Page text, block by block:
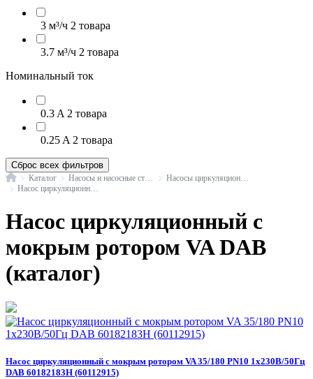
3 м³/ч 2 товара
3.7 м³/ч 2 товара
Номинальный ток
0.3 A 2 товара
0.25 A 2 товара
Сброс всех фильтров
ГлавнаяКаталог
Насос циркуляционный с мокрым ротором VA DAB
Насос циркуляционный с
мокрым ротором VA DAB
(каталог)
Насос циркуляционный с мокрым ротором VA 35/180 PN10 1х230В/50Гц
DAB 60182183H (60112915)